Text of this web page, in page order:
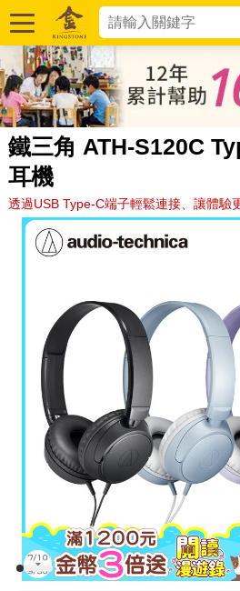
鐵三角 ATH-S120C
耳機
透過USB Type-C端子輕鬆連接、讓體驗